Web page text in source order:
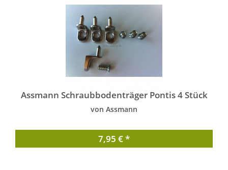
Assmann Schraubbodenträger Pontis 4 Stück
von Assmann
7,95 € *